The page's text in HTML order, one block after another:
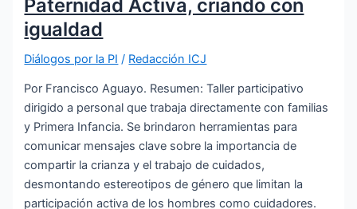
Paternidad Activa, criando con
igualdad
Diálogos por la PI / Redacción ICJ
Por Francisco Aguayo. Resumen: Taller participativo
dirigido a personal que trabaja directamente con familias
y Primera Infancia. Se brindaron herramientas para
comunicar mensajes clave sobre la importancia de
compartir la crianza y el trabajo de cuidados,
desmontando estereotipos de género que limitan la
participación activa de los hombres como cuidadores.